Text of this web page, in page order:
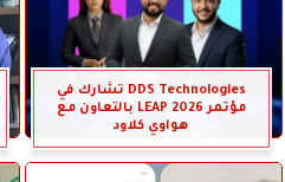
DDS Technologies تشارك في
مؤتمر LEAP 2026 بالتعاون مع
هواوي كلاود